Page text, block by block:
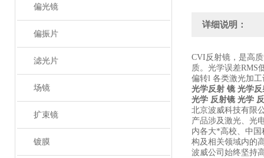
偏光镜
偏振片
滤光片
场镜
扩束镜
镀膜
详细说明：
CVI反射镜，是高
质。光学误差RMS
偏转l 各类激光加
光学反射 镜 光学反
光学 反射镜 光学
北京波威科技有限
产品涉及激光、光
内各大*高校、中
构及相关领域内的
波威公司始终坚持